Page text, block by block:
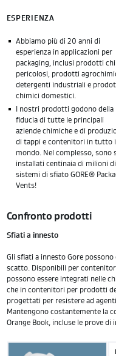
ESPERIENZA
Abbiamo più di 20 anni di
esperienza in applicazioni per
packaging, inclusi prodotti
pericolosi, prodotti
detergenti industriali e
chimici domestici.
I nostri prodotti godono della
fiducia di tutte le principali
aziende chimiche e di
di tappi e contenitori in tutto il
mondo. Nel complesso, sono
installati centinaia di milioni di
sistemi di sfiato GORE®
Vents!
Confronto prodotti
Sfiati a innesto
Gli sfiati a innesto Gore
scatto. Disponibili per
possono essere integrati nelle
che in contenitori per prodotti
progettati per resistere ad
Mantengono costantemente la
Orange Book, incluse le prove di